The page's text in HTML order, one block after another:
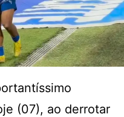
(07), ao derrotar